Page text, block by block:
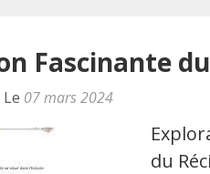
Fascinante
Le 07 mars 2024
du